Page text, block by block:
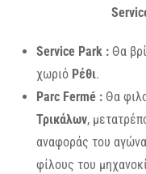
Service Park : Θα
χωριό Ρέθι.
Parc Fermé : Θα
Τρικάλων,
αναφοράς του αγώνα
φίλους του